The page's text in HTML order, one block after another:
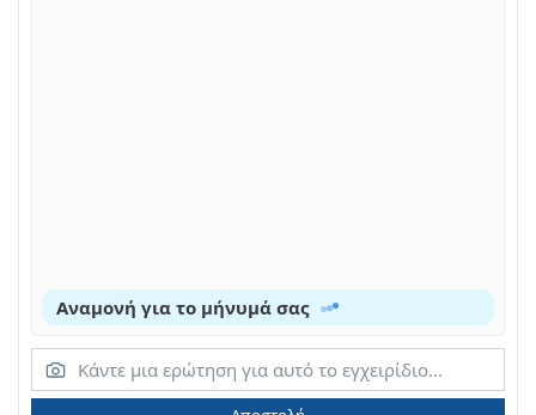
Αναμονή για το μήνυμά σας